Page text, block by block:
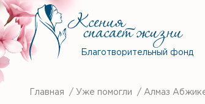
Благотворительный фонд
Главная / Уже помогли / Алмаз